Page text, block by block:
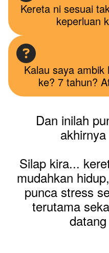
Kereta ni sesuai
keperluan
Kalau saya
ke? 7 tahun?
Dan inilah
Silap kira...
mudahkan
punca stress
terutama